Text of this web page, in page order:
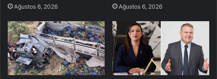
Ağustos 6, 2026 Ağustos 6, 2026